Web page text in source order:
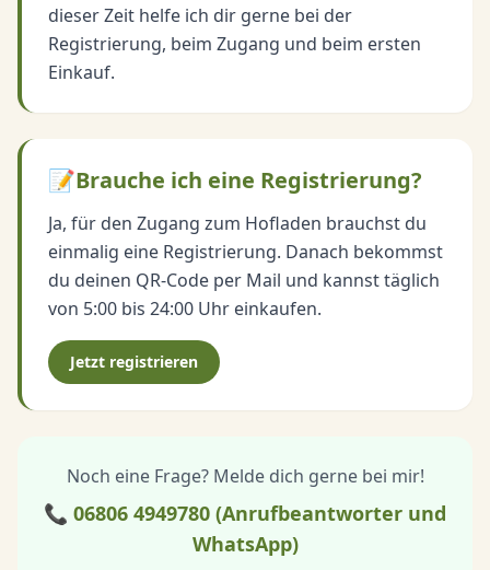
dieser Zeit helfe ich dir gerne bei der
Registrierung, beim Zugang und beim ersten
Einkauf.
📝Brauche ich eine Registrierung?
Ja, für den Zugang zum Hofladen brauchst du
einmalig eine Registrierung. Danach bekommst
du deinen QR-Code per Mail und kannst täglich
von 5:00 bis 24:00 Uhr einkaufen.
Jetzt registrieren
Noch eine Frage? Melde dich gerne bei mir!
📞 06806 4949780 (Anrufbeantworter und
WhatsApp)